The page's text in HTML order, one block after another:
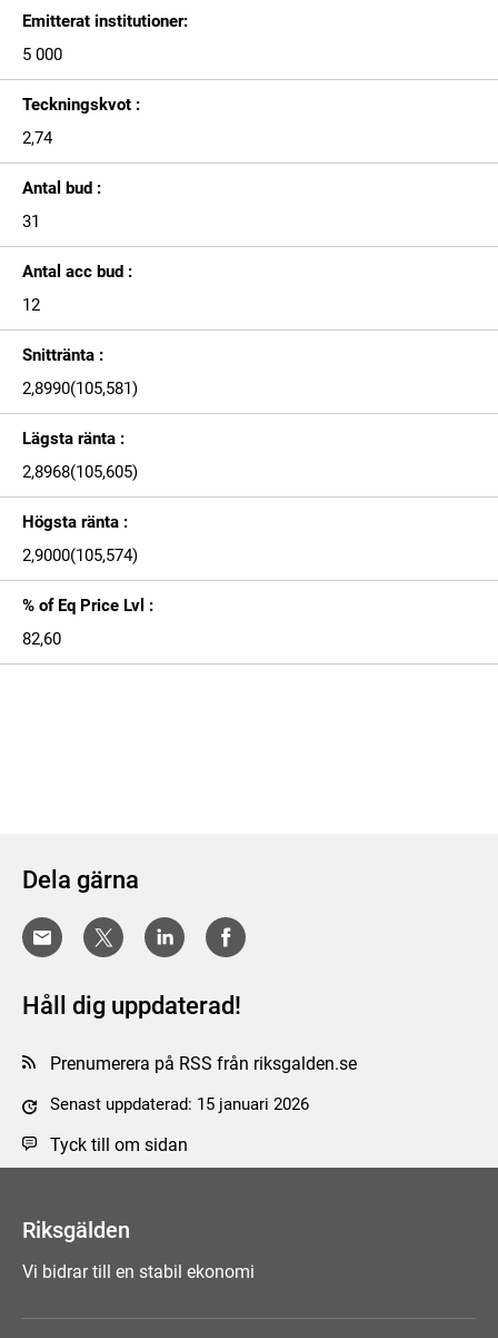
Emitterat institutioner:
5 000
Teckningskvot :
2,74
Antal bud :
31
Antal acc bud :
12
Snittränta :
2,8990(105,581)
Lägsta ränta :
2,8968(105,605)
Högsta ränta :
2,9000(105,574)
% of Eq Price Lvl :
82,60
Dela gärna
Håll dig uppdaterad!
Prenumerera på RSS från riksgalden.se
Senast uppdaterad: 15 januari 2026
Tyck till om sidan
Riksgälden
Vi bidrar till en stabil ekonomi